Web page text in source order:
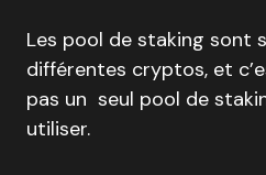
Les pool de staking sont
différentes cryptos, et
pas un seul pool de
utiliser.